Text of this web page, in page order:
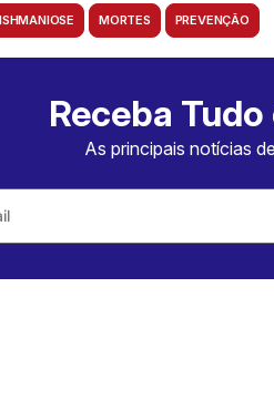
MORTES PREVENÇÃO
Receba
As principais notícias